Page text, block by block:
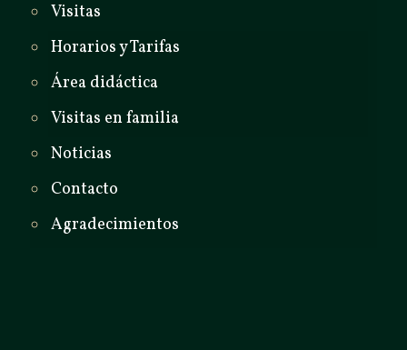
Visitas
Horarios y Tarifas
Área didáctica
Visitas en familia
Noticias
Contacto
Agradecimientos